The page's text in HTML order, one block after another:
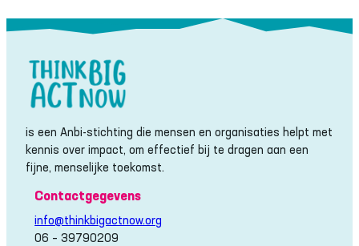
is een Anbi-stichting die mensen en organisaties helpt met
kennis over impact, om effectief bij te dragen aan een
fijne, menselijke toekomst.
Contactgegevens
info@thinkbigactnow.org
06 – 39790209